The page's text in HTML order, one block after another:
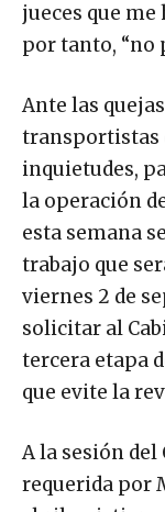
jueces que me
por tanto, “no
Ante las
transportistas
inquietudes,
la operación
esta semana
trabajo que
viernes 2 de
solicitar al
tercera etapa
que evite la
A la sesión
requerida por